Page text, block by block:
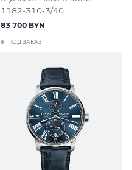
1182-310-3/40
ПОД ЗАКАЗ
83 700 BYN